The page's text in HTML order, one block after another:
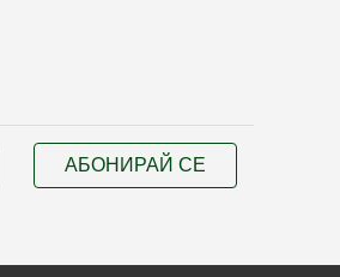
АБОНИРАЙ СЕ